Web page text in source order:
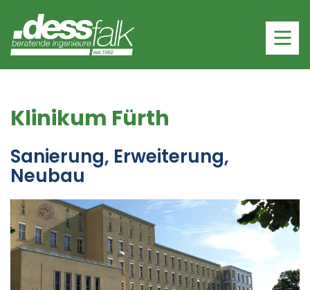
Klinikum Fürth
Sanierung, Erweiterung,
Neubau